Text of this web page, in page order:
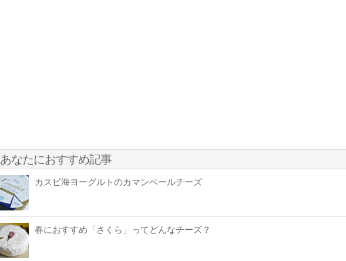
あなたにおすすめ記事
カスピ海ヨーグルトのカマンベールチーズ
春におすすめ「さくら」ってどんなチーズ？